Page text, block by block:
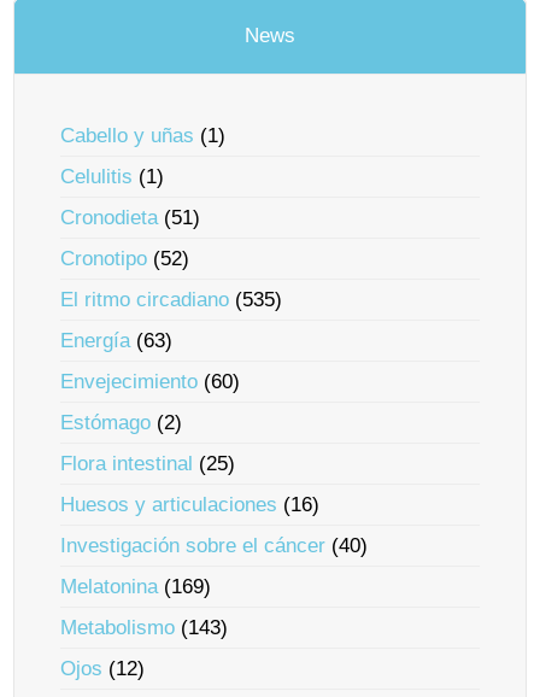
News
Cabello y uñas (1)
Celulitis (1)
Cronodieta(51)
Cronotipo (52)
El ritmo circadiano (535)
Energía(63)
Envejecimiento (60)
Estómago (2)
Flora intestinal (25)
Huesos y articulaciones (16)
Investigación sobre el cáncer (40)
Melatonina(169)
Metabolismo (143)
Ojos (12)